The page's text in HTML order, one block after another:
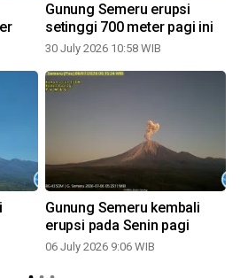
Gunung Semeru erupsi
setinggi 700 meter pagi ini
30 July 2026 10:58 WIB
Gunung Semeru kembali
erupsi pada Senin pagi
06 July 2026 9:06 WIB